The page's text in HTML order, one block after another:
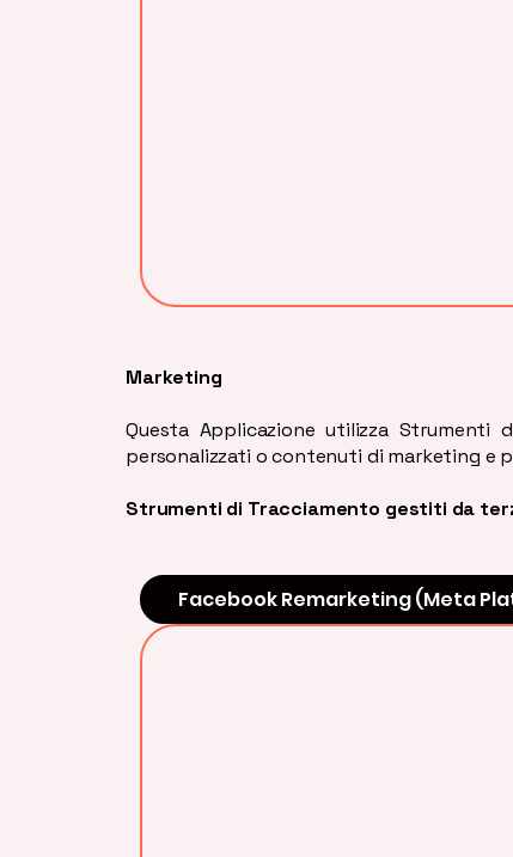
Marketing
Questa Applicazione utilizza Strumenti
personalizzati o contenuti di marketing e
Strumenti di Tracciamento gestiti da
Facebook Remarketing (Meta